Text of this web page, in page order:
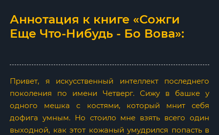
Аннотация к книге «Сожги
Еще Что-Нибудь - Бо Вова»:
Привет, я искусственный интеллект последнего
поколения по имени Четверг. Сижу в башке у
одного мешка с костями, который мнит себя
дофига умным. Но стоило мне взять всего один
выходной, как этот кожаный умудрился попасть в